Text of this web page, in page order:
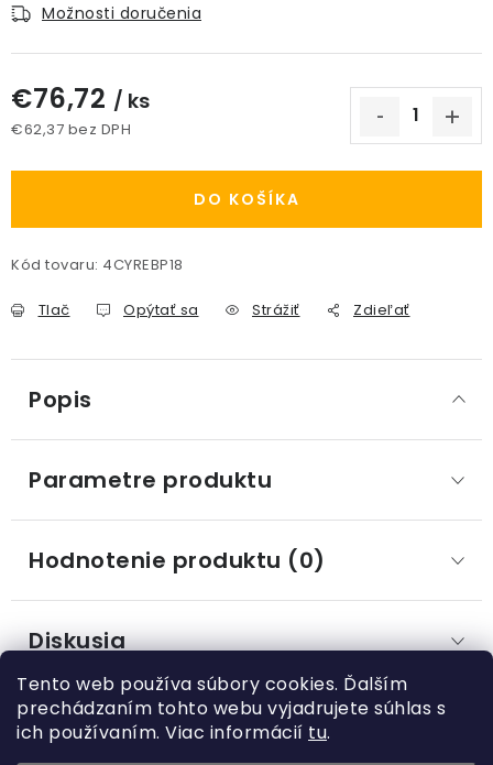
Tento web používa súbory cookies. Ďalším
prechádzaním tohto webu vyjadrujete súhlas s
ich používaním. Viac informácií tu.
Spôsoby platby
Kontakt / Právne údaje
Možnosti doručenia
€76,72 / ks
€62,37 bez DPH
DO KOŠÍKA
Kód tovaru: 4CYREBP18
Tlač Opýtať sa Strážiť Zdieľať
Popis
Parametre produktu
Hodnotenie produktu (0)
Diskusia